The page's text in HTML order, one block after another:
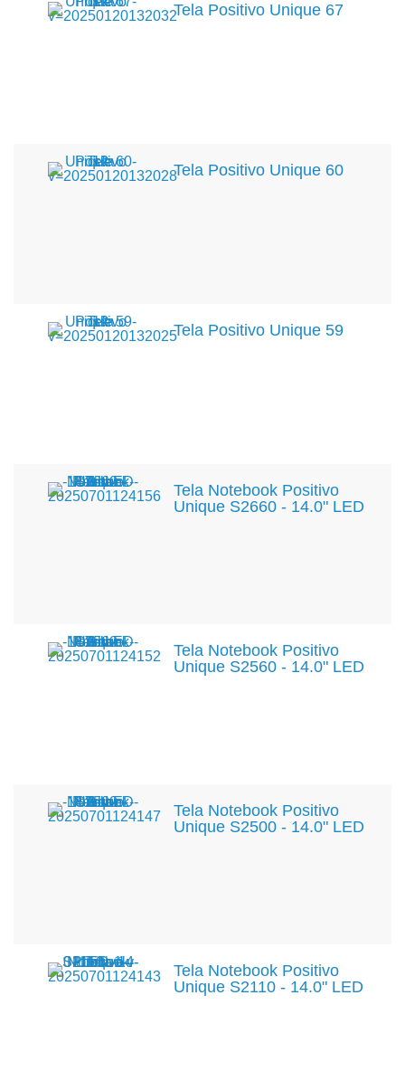
Tela Positivo Unique 67
Tela Positivo Unique 60
Tela Positivo Unique 59
Tela Notebook Positivo
Unique S2660 - 14.0" LED
Tela Notebook Positivo
Unique S2560 - 14.0" LED
Tela Notebook Positivo
Unique S2500 - 14.0" LED
Tela Notebook Positivo
Unique S2110 - 14.0" LED